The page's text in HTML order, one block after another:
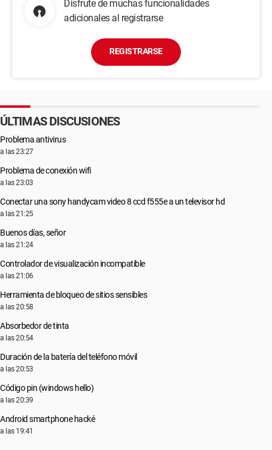
Disfrute de muchas funcionalidades
adicionales al registrarse
REGISTRARSE
ÚLTIMAS DISCUSIONES
Problema antivirus
a las 23:27
Problema de conexión wifi
a las 23:03
Conectar una sony handycam video 8 ccd f555e a un televisor hd
a las 21:25
Buenos días, señor
a las 21:24
Controlador de visualización incompatible
a las 21:06
Herramienta de bloqueo de sitios sensibles
a las 20:58
Absorbedor de tinta
a las 20:54
Duración de la batería del teléfono móvil
a las 20:53
Código pin (windows hello)
a las 20:39
Android smartphone hacké
a las 19:41